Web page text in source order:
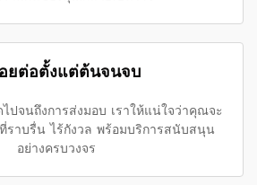
ยต่อตั้งแต่ต้นจนจบ
ปจนถึงการส่งมอบ เราให้แน่ใจว่าคุณจะ
ราบรื่น ไร้กังวล พร้อมบริการสนับสนุน
อย่างครบวงจร